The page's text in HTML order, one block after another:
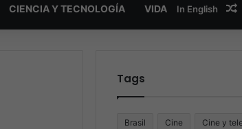
CIENCIA Y TECNOLOGÍA VIDA In English
Tags
Brasil Cine Cine y